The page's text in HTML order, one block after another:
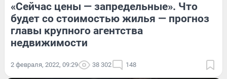
«Сейчас цены — запредельные». Что
будет со стоимостью жилья — прогноз
главы крупного агентства
недвижимости
2 февраля, 2022, 09:29 38 302 148